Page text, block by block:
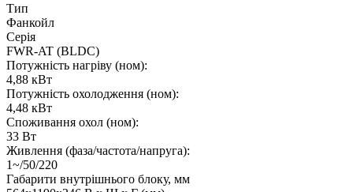
Тип
Фанкойл
Серія
FWR-AT (BLDC)
Потужність нагріву (ном):
4,88 кВт
Потужність охолодження (ном):
4,48 кВт
Споживання охол (ном):
33 Вт
Живлення (фаза/частота/напруга):
1~/50/220
Габарити внутрішнього блоку, мм